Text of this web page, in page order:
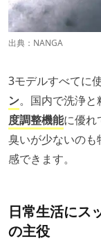
出典： NANGA
3モデルすべてに
ン。国内で洗浄
度調整機能に優れ
臭いが少ないの
感できます。
日常生活にス
の主役